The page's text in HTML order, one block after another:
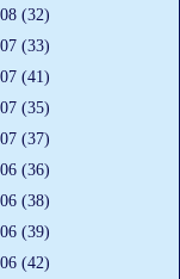
(32)
(33)
(41)
(35)
(37)
(36)
(38)
(39)
(42)